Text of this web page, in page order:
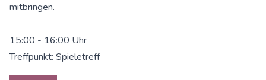
mitbringen.
15:00 - 16:00 Uhr
Treffpunkt: Spieletreff